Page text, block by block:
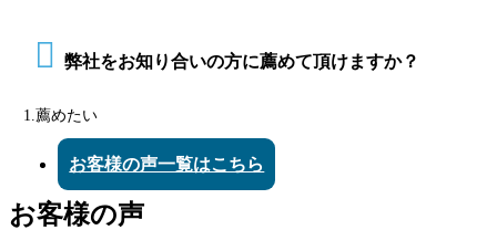
弊社をお知り合いの方に薦めて頂けますか？
1.薦めたい
お客様の声一覧はこちら
お客様の声